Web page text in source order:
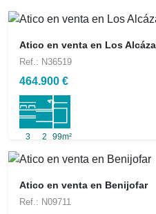
Atico en venta en Los
Ref.: N36519
464.900 €
3 2 99m²
Atico en venta en Benijofar
Ref.: N09711